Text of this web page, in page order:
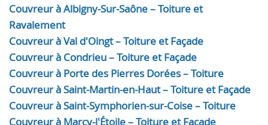
Couvreur à Albigny-Sur-Saône – Toiture et
Ravalement
Couvreur à Val d'Oingt – Toiture et Façade
Couvreur à Condrieu – Toiture et Façade
Couvreur à Porte des Pierres Dorées – Toiture
Couvreur à Saint-Martin-en-Haut – Toiture et Façade
Couvreur à Saint-Symphorien-sur-Coise – Toiture
Couvreur à Marcy-l'Étoile – Toiture et Façade